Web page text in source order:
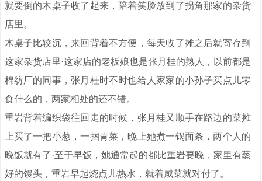
就要倒的木桌子收了起来，陪着笑脸放到了拐角那家的杂货
店里。
木桌子比较沉，来回背着不方便，每天收了摊之后就寄存到
这家杂货店里·这家店的老板娘也是张月桂的熟人，以前都是
棉纺厂的同事，张月桂时不时也给人家家的小孙子买点儿零
食什么的，两家相处的还不错。
重岩背着编织袋往回走的时候，张月桂又顺手在路边的菜摊
上买了一把小葱，一捆青菜，晚上她煮一锅面条，两个人的
晚饭就有了·至于早饭，她通常起的都比重岩要晚，家里有蒸
好的馒头，重岩早起烧点儿热水，就着咸菜就对付了。